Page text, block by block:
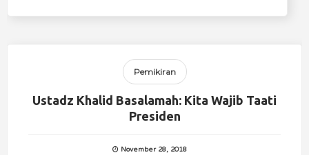
Pemikiran
Ustadz Khalid Basalamah: Kita Wajib Taati
Presiden
November 28, 2018